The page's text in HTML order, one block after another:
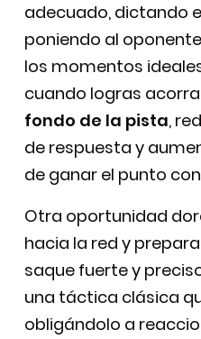
adecuado, dictando
poniendo al
los momentos
cuando logras
fondo de la pista,
de respuesta y
de ganar el punto
Otra oportunidad
hacia la red y
saque fuerte y
una táctica clásica
obligándolo a